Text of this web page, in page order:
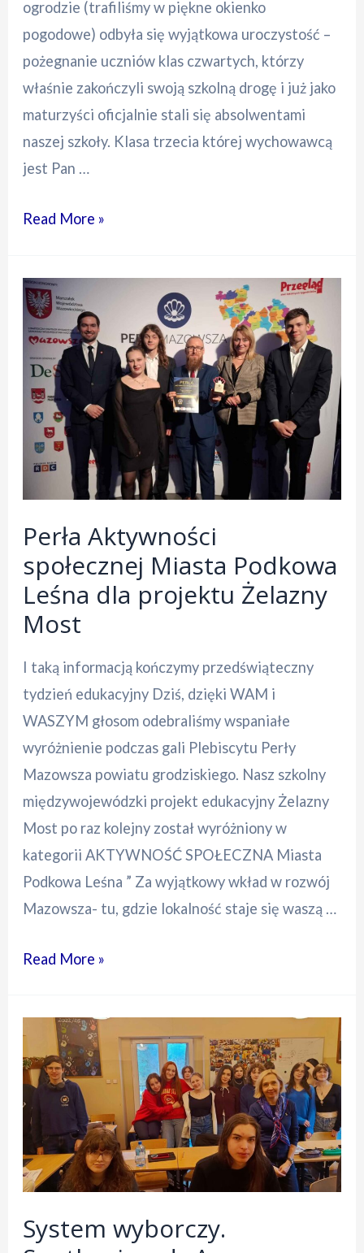
ogrodzie (trafiliśmy w piękne okienko
pogodowe) odbyła się wyjątkowa uroczystość –
pożegnanie uczniów klas czwartych, którzy
właśnie zakończyli swoją szkolną drogę i już jako
maturzyści oficjalnie stali się absolwentami
naszej szkoły. Klasa trzecia której wychowawcą
jest Pan …
Pożegnanie
Read More »
Perła Aktywności
społecznej Miasta Podkowa
Leśna dla projektu Żelazny
Most
I taką informacją kończymy przedświąteczny
tydzień edukacyjny Dziś, dzięki WAM i
WASZYM głosom odebraliśmy wspaniałe
wyróżnienie podczas gali Plebiscytu Perły
Mazowsza powiatu grodziskiego. Nasz szkolny
międzywojewódzki projekt edukacyjny Żelazny
Most po raz kolejny został wyróżniony w
kategorii AKTYWNOŚĆ SPOŁECZNA Miasta
Podkowa Leśna ” Za wyjątkowy wkład w rozwój
Mazowsza- tu, gdzie lokalność staje się waszą …
Perła
Miasta
Podkowa
Leśna
dla
projektu
Żelazny
Read More »
System wyborczy.